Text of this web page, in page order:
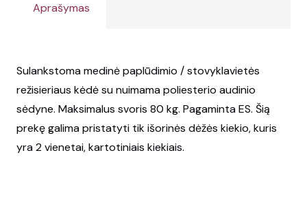
Aprašymas
Sulankstoma medinė paplūdimio / stovyklavietės
režisieriaus kėdė su nuimama poliesterio audinio
sėdyne. Maksimalus svoris 80 kg. Pagaminta ES. Šią
prekę galima pristatyti tik išorinės dėžės kiekio, kuris
yra 2 vienetai, kartotiniais kiekiais.